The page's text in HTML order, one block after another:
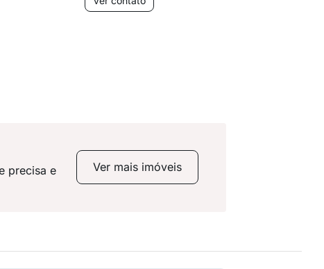
precisa e
Ver mais imóveis